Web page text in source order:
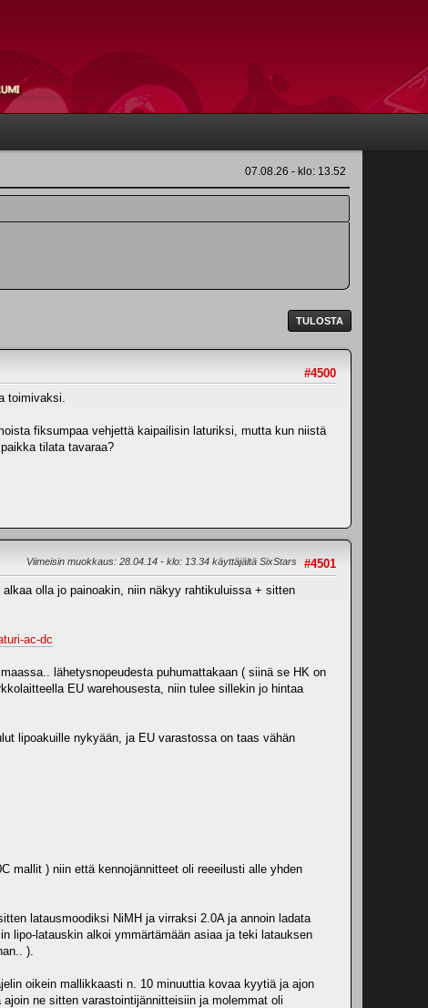
07.08.26 - klo: 13.52
TULOSTA
#4500
toimivaksi.
fiksumpaa vehjettä kaipailisin laturiksi, mutta kun niistä
tilata tavaraa?
#4501
Viimeisin muokkaus: 28.04.14 - klo: 13.34 käyttäjältä SixStars
olla jo painoakin, niin näkyy rahtikuluissa + sitten
ac-dc
lähetysnopeudesta puhumattakaan ( siinä se HK on
EU warehousesta, niin tulee sillekin jo hintaa
lipoakuille nykyään, ja EU varastossa on taas vähän
mallit ) niin että kennojännitteet oli reeeilusti alle yhden
latausmoodiksi NiMH ja virraksi 2.0A ja annoin ladata
lipo-latauskin alkoi ymmärtämään asiaa ja teki latauksen
).
oikein mallikkaasti n. 10 minuuttia kovaa kyytiä ja ajon
ne sitten varastointijännitteisiin ja molemmat oli